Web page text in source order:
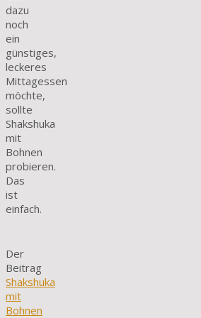
dazu
noch
ein
günstiges,
leckeres
Mittagessen
möchte,
sollte
Shakshuka
mit
Bohnen
probieren.
Das
ist
einfach.
Der
Beitrag
Shakshuka
mit
Bohnen